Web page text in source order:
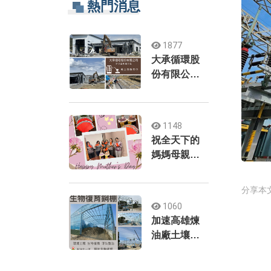
熱門消息
1877
大承循環股
份有限公司-
工程
1148
祝全天下的
媽媽母親節
1060
加速高雄煉
油廠土壤及
分享本